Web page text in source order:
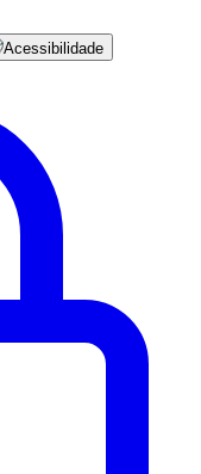
Acessibilidade